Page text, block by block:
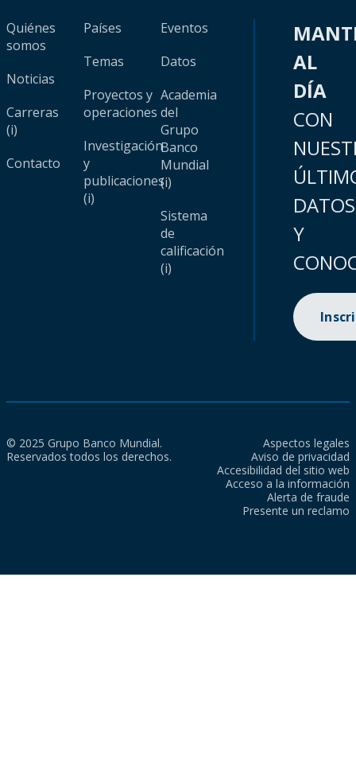
Quiénes
somos
Noticias
Carreras
(i)
Contacto
Países
Temas
Proyectos y
operaciones
Investigación
y
publicaciones
(i)
Eventos
Datos
Academia
del
Grupo
Banco
Mundial
(i)
Sistema
de
calificación
(i)
AL
DÍA
CON
DATOS
Y
© 2025 Grupo Banco Mundial.
Reservados todos los derechos.
Aspectos legales
Aviso de privacidad
Accesibilidad del sitio web
Acceso a la información
Alerta de fraude
Presente un reclamo